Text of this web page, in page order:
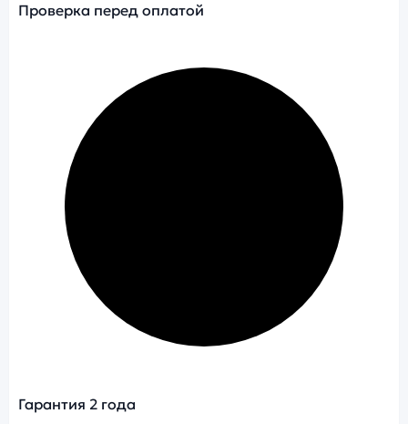
Проверка перед оплатой
Гарантия 2 года